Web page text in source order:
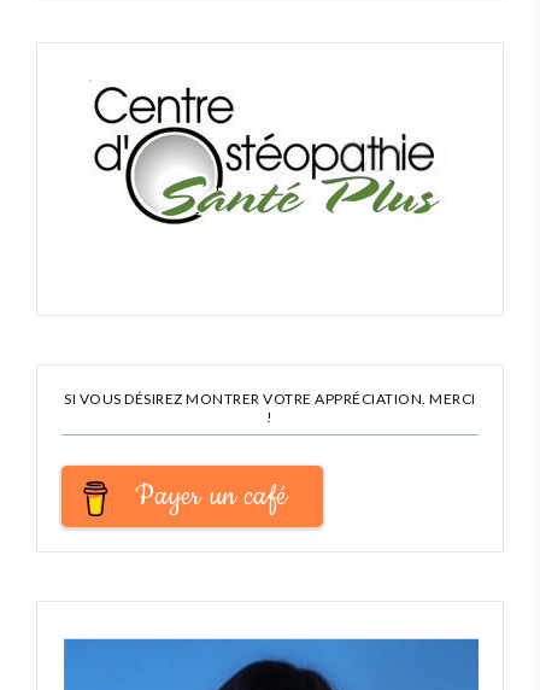
SI VOUS DÉSIREZ MONTRER VOTRE APPRÉCIATION. MERCI
!
Payer un café